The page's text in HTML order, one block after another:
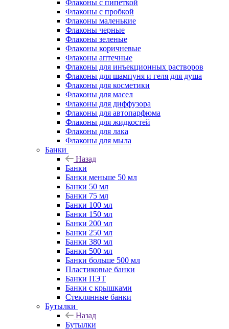
Флаконы с пипеткой
Флаконы с пробкой
Флаконы маленькие
Флаконы черные
Флаконы зеленые
Флаконы коричневые
Флаконы аптечные
Флаконы для инъекционных растворов
Флаконы для шампуня и геля для душа
Флаконы для косметики
Флаконы для масел
Флаконы для диффузора
Флаконы для автопарфюма
Флаконы для жидкостей
Флаконы для лака
Флаконы для мыла
Банки
Назад
Банки
Банки меньше 50 мл
Банки 50 мл
Банки 75 мл
Банки 100 мл
Банки 150 мл
Банки 200 мл
Банки 250 мл
Банки 380 мл
Банки 500 мл
Банки больше 500 мл
Пластиковые банки
Банки ПЭТ
Банки с крышками
Стеклянные банки
Бутылки
Назад
Бутылки